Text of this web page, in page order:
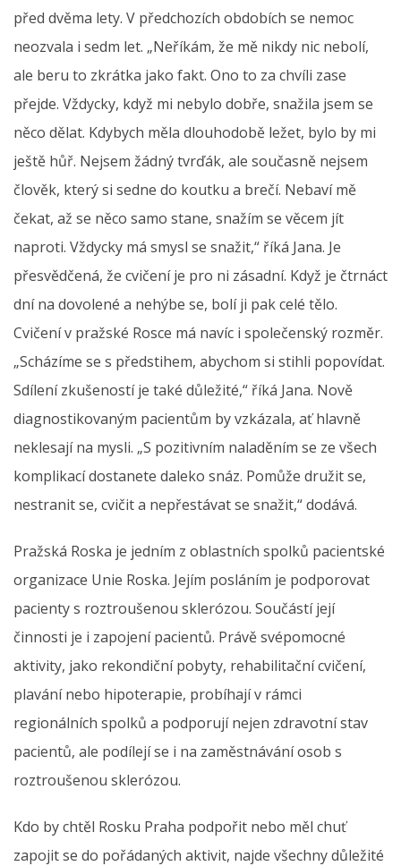
před dvěma lety. V předchozích obdobích se nemoc
neozvala i sedm let. „Neříkám, že mě nikdy nic nebolí,
ale beru to zkrátka jako fakt. Ono to za chvíli zase
přejde. Vždycky, když mi nebylo dobře, snažila jsem se
něco dělat. Kdybych měla dlouhodobě ležet, bylo by mi
ještě hůř. Nejsem žádný tvrďák, ale současně nejsem
člověk, který si sedne do koutku a brečí. Nebaví mě
čekat, až se něco samo stane, snažím se věcem jít
naproti. Vždycky má smysl se snažit,“ říká Jana. Je
přesvědčená, že cvičení je pro ni zásadní. Když je čtrnáct
dní na dovolené a nehýbe se, bolí ji pak celé tělo.
Cvičení v pražské Rosce má navíc i společenský rozměr.
„Scházíme se s předstihem, abychom si stihli popovídat.
Sdílení zkušeností je také důležité,“ říká Jana. Nově
diagnostikovaným pacientům by vzkázala, ať hlavně
neklesají na mysli. „S pozitivním naladěním se ze všech
komplikací dostanete daleko snáz. Pomůže družit se,
nestranit se, cvičit a nepřestávat se snažit,“ dodává.
Pražská Roska je jedním z oblastních spolků pacientské
organizace Unie Roska. Jejím posláním je podporovat
pacienty s roztroušenou sklerózou. Součástí její
činnosti je i zapojení pacientů. Právě svépomocné
aktivity, jako rekondiční pobyty, rehabilitační cvičení,
plavání nebo hipoterapie, probíhají v rámci
regionálních spolků a podporují nejen zdravotní stav
pacientů, ale podílejí se i na zaměstnávání osob s
roztroušenou sklerózou.
Kdo by chtěl Rosku Praha podpořit nebo měl chuť
zapojit se do pořádaných aktivit, najde všechny důležité